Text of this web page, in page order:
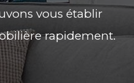
vous établir
rapidement.